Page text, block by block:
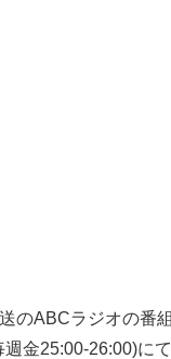
のABCラジオの番
週金25:00-26:00)に